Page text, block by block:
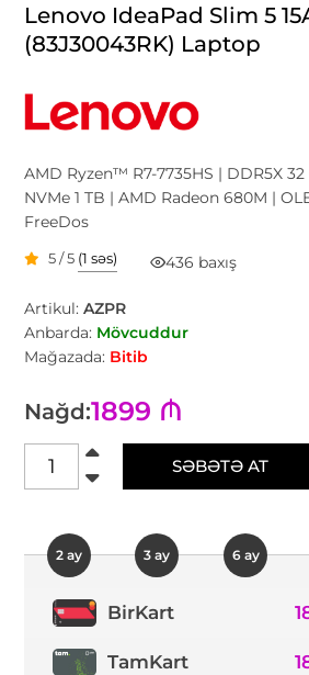
Lenovo IdeaPad Slim 5
(83J30043RK) Laptop
AMD Ryzen™ R7-7735HS | DDR5X
NVMe 1 TB | AMD Radeon 680M |
FreeDos
5 / 5 (1 səs) 436 baxış
Artikul:AZPR
Anbarda: Mövcuddur
Mağazada: Bitib
Nağd:1899 ₼
SƏBƏTƏ AT
2 ay 3 ay 6 ay
BirKart
TamKart